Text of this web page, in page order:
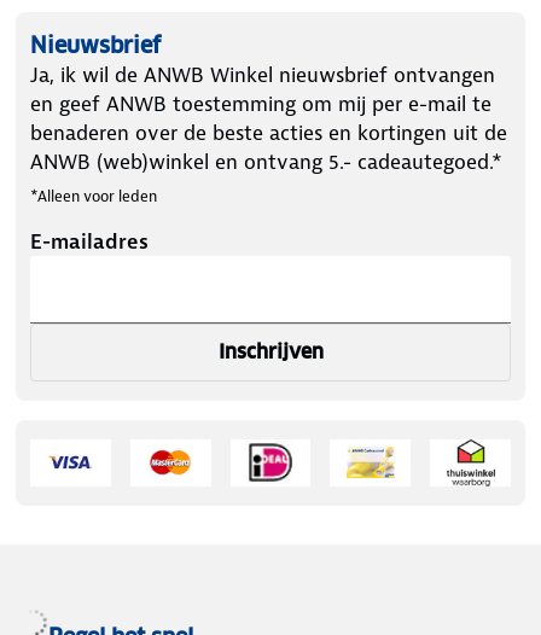
Nieuwsbrief
Ja, ik wil de ANWB Winkel nieuwsbrief ontvangen
en geef ANWB toestemming om mij per e-mail te
benaderen over de beste acties en kortingen uit de
ANWB (web)winkel en ontvang 5.- cadeautegoed.*
*Alleen voor leden
E-mailadres
Inschrijven